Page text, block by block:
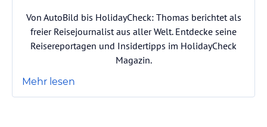
Von AutoBild bis HolidayCheck: Thomas berichtet als
freier Reisejournalist aus aller Welt. Entdecke seine
Reisereportagen und Insidertipps im HolidayCheck
Magazin.
Mehr lesen